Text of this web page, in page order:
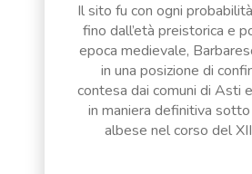
Il sito fu con ogni
fino dall’età preistorica e
epoca medievale,
in una posizione di
contesa dai comuni di Asti
in maniera definitiva
albese nel corso del